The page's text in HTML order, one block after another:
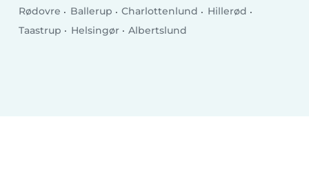
Rødovre
Ballerup Charlottenlund
Hillerød
Taastrup
Helsingør Albertslund